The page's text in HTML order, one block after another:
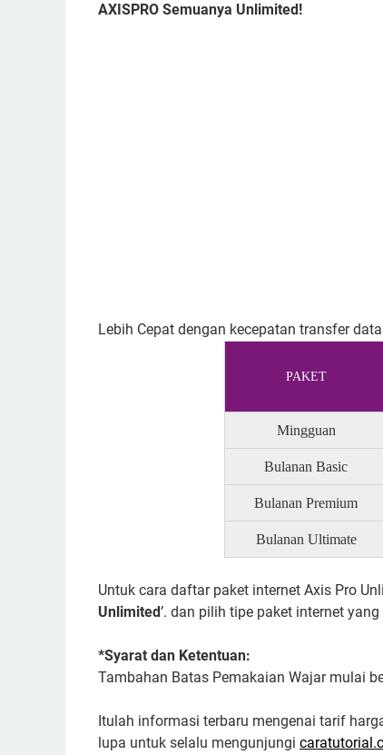
AXISPRO Semuanya Unlimited!
Lebih Cepat dengan kecepatan transfer
PAKET
Mingguan
Bulanan Basic
Bulanan Premium
Bulanan Ultimate
Untuk cara daftar paket internet Axis Pro
Unlimited’. dan pilih tipe paket internet
*Syarat dan Ketentuan:
Tambahan Batas Pemakaian Wajar mulai
Itulah informasi terbaru mengenai tarif
lupa untuk selalu mengunjungi